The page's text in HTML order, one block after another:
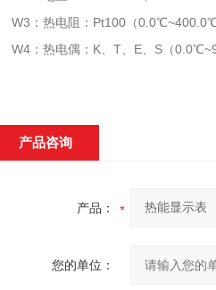
W3：热电阻：Pt100（0.0℃~400.0℃
W4：热电偶：K、T、E、S（
产品咨询
产品：
您的单位：